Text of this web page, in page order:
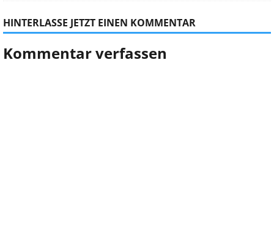
HINTERLASSE JETZT EINEN KOMMENTAR
Kommentar verfassen